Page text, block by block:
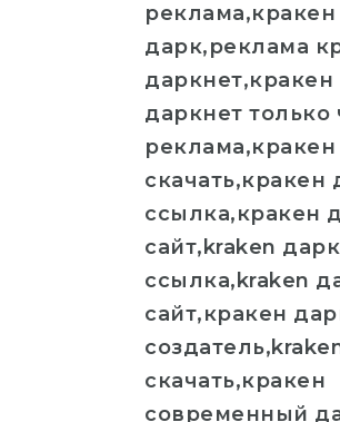
реклама,кракен
дарк,реклама
даркнет,кракен
даркнет только
скачать,кракен
ссылка,кракен
сайт,kraken
ссылка,kraken
сайт,кракен
скачать,кракен
современный